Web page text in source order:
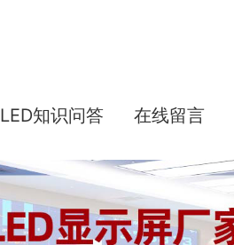
LED知识问答 在线留言